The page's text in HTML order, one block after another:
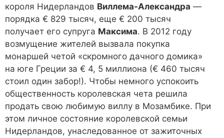
короля Нидерландов Виллема-Александра —
порядка € 829 тысяч, еще € 200 тысяч
получает его супруга Максима. В 2012 году
возмущение жителей вызвала покупка
монаршей четой «скромного дачного домика»
на юге Греции за € 4, 5 миллиона (€ 460 тысяч
стоил один забор!). Чтобы немного успокоить
общественность королевская чета решила
продать свою любимую виллу в Мозамбике. При
этом личное состояние королевской семьи
Нидерландов, унаследованное от зажиточных